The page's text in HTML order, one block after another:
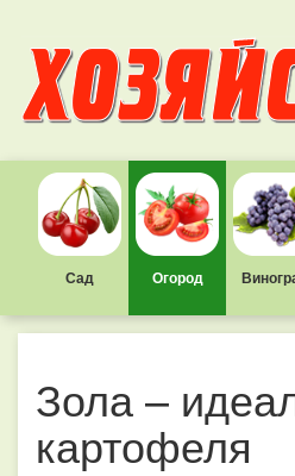
Сад Огород
Зола –
картофеля